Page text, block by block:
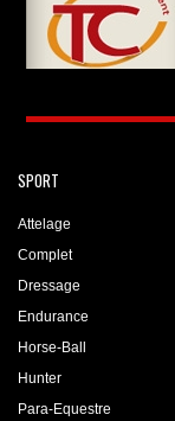
SPORT
Attelage
Complet
Dressage
Endurance
Horse-Ball
Hunter
Para-Equestre